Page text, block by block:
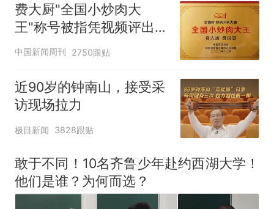
费大厨"全国小炒肉大
王"称号被指凭视频评出
官方回应
中国新闻周刊 2750跟贴
近90岁的钟南山，接受采
访现场拉力
极目新闻 3828跟贴
敢于不同！10名齐鲁少年赴约西湖大学！
他们是谁？为何而选？